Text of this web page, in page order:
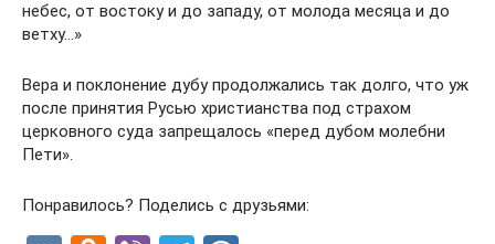
небес, от востоку и до западу, от молода месяца и до
ветху…»
Вера и поклонение дубу продолжались так долго, что уж
после принятия Русью христианства под страхом
церковного суда запрещалось «перед дубом молебни
Пети».
Понравилось? Поделись с друзьями: